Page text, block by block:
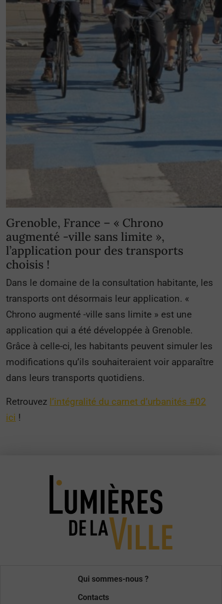
Grenoble, France – « Chrono
augmenté -ville sans limite »,
l’application pour des transports
choisis !
Dans le domaine de la consultation habitante, les
transports ont désormais leur application. «
Chrono augmenté -ville sans limite » est une
application qui a été développée à Grenoble.
Grâce à celle-ci, les habitants peuvent simuler les
modifications qu’ils souhaiteraient voir apparaître
dans leurs transports quotidiens.
Retrouvez l’intégralité du carnet d’urbanités #02
ici !
Qui sommes-nous ?
Contacts